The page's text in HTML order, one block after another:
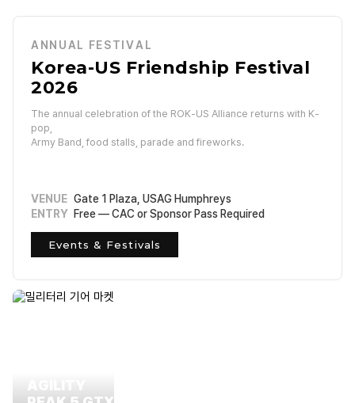
ANNUAL FESTIVAL
Korea-US Friendship Festival
2026
The annual celebration of the ROK-US Alliance returns with K-
pop,
Army Band, food stalls, parade and fireworks.
VENUE Gate 1 Plaza, USAG Humphreys
ENTRY Free — CAC or Sponsor Pass Required
Events & Festivals